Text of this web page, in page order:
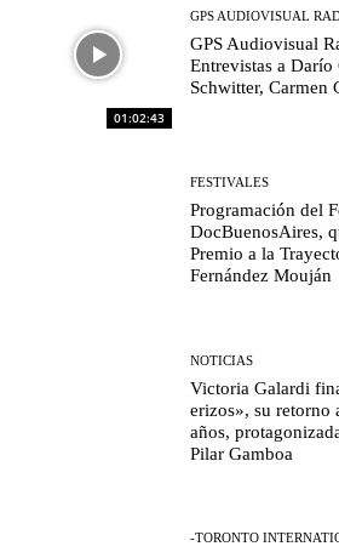
01:02:43
GPS AUDIOVISUAL
GPS Audiovisual
Entrevistas a
Schwitter, Carmen
FESTIVALES
Programación del
DocBuenosAires,
Premio a la
Fernández Mouján
NOTICIAS
Victoria Galardi
erizos», su retorno
años,
Pilar Gamboa
-TORONTO